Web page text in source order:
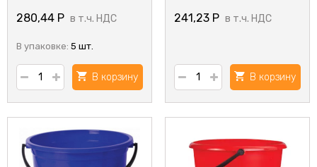
280,44 Р в т.ч. НДС
В упаковке: 5 шт.
В корзину
241,23 Р в т.ч. НДС
В корзину